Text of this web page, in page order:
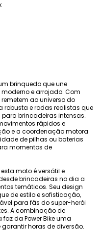
brinquedo que une
e arrojado. Com
ao universo do
robusta e rodas realistas que
brincadeiras intensas.
rápidos e
e a coordenação motora
de pilhas ou baterias
momentos de
moto é versátil e
brincadeiras no dia a
temáticos. Seu design
de estilo e sofisticação,
para fãs do super-herói
A combinação de
da Power Bike uma
horas de diversão.